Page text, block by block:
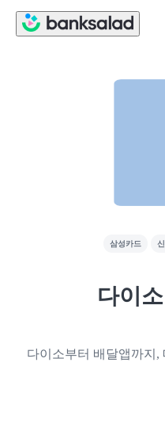
삼성카드
다이
다이소부터 배달앱까지,